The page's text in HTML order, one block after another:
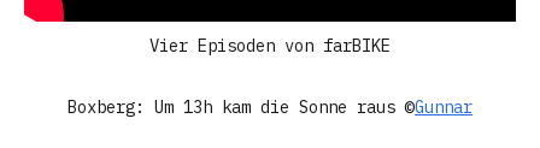
Vier Episoden von farBIKE
Boxberg: Um 13h kam die Sonne raus ©Gunnar